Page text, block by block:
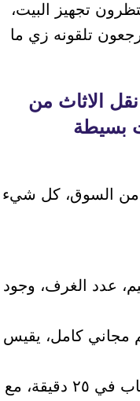
تجهيز البيت،
تلقونه زي ما
نقل الاثاث من
بسيطة
من السوق، كل شيء
عدد الغرف، وجود
مجاني كامل، يقيس
عرض سعر مكتوب يوصلكم واتساب في ٢٥ دقيقة، مع